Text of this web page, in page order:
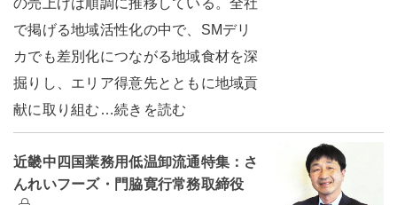
の売上げは順調に推移している。全社
で掲げる地域活性化の中で、SMデリ
カでも差別化につながる地域食材を深
掘りし、エリア得意先とともに地域貢
献に取り組む…続きを読む
近畿中四国業務用低温卸流通特集：さ
んれいフーズ・門脇寛行常務取締役